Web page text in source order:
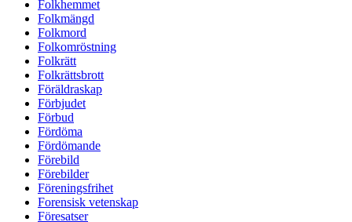
Folkhemmet
Folkmängd
Folkmord
Folkomröstning
Folkrätt
Folkrättsbrott
Föräldraskap
Förbjudet
Förbud
Fördöma
Fördömande
Förebild
Förebilder
Föreningsfrihet
Forensisk vetenskap
Föresatser